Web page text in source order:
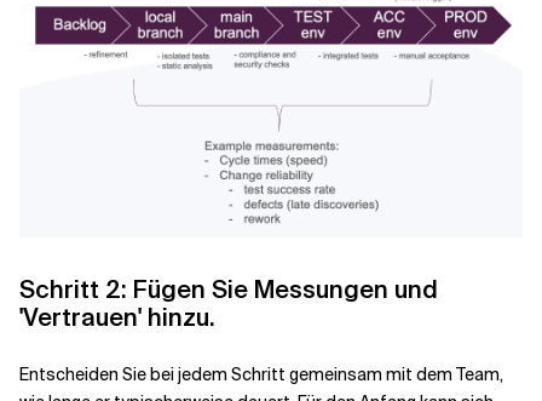
Schritt 2: Fügen Sie Messungen und
'Vertrauen' hinzu.
Entscheiden Sie bei jedem Schritt gemeinsam mit dem Team,